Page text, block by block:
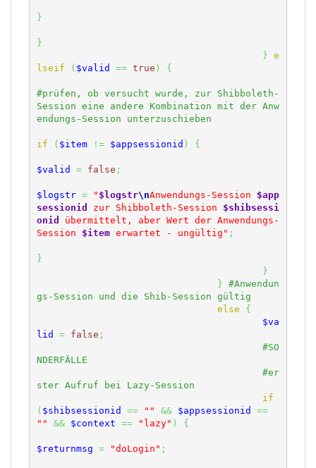
}
}
} e
lseif
( $valid == true ) {
#prüfen, ob versucht wurde, zur Shibboleth-
Session eine andere Kombination mit der Anw
if ( $item != $appsessionid ) {
$valid = false ;
$logstr = " $logstr\nAnwendungs-Session $app
sessionid
zur Shibboleth-Session $shibsessi
onid
übermittelt, aber Wert der Anwendungs-
Session $item erwartet - ungültig" ;
}
}
} #Anwendun
else
{
$va
lid
= false ;
#SO
#er
if
( $shibsessionid == "" && $appsessionid
==
""
&& $context == "lazy" ) {
$returnmsg = "doLogin" ;